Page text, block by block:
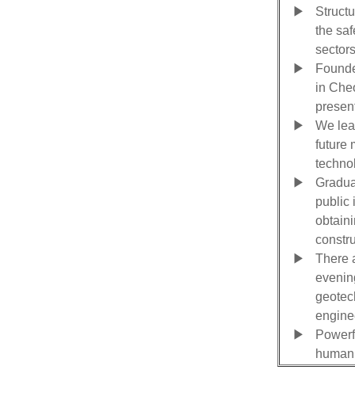
▶
the
▶
in
▶
We
future
▶
public
▶
There
▶